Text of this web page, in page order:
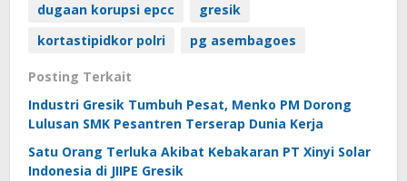
dugaan korupsi epcc
gresik
kortastipidkor polri
pg asembagoes
Posting Terkait
Industri Gresik Tumbuh Pesat, Menko PM Dorong
Lulusan SMK Pesantren Terserap Dunia Kerja
Satu Orang Terluka Akibat Kebakaran PT Xinyi Solar
Indonesia di JIIPE Gresik